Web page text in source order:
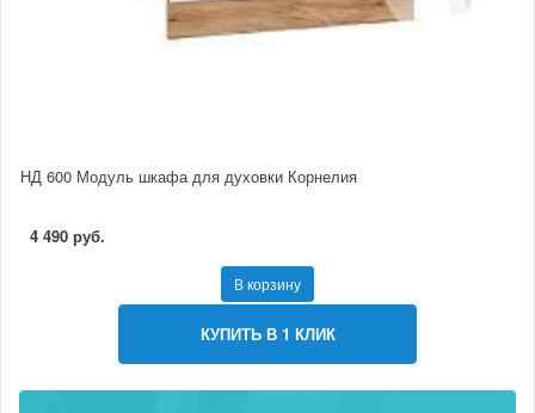
НД 600 Модуль шкафа для духовки Корнелия
4 490 руб.
В корзину
КУПИТЬ В 1 КЛИК